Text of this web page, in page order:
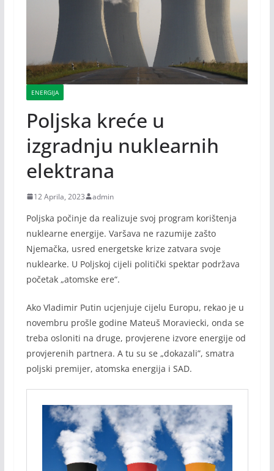
ENERGIJA
Poljska kreće u
izgradnju nuklearnih
elektrana
12 Aprila, 2023 admin
Poljska počinje da realizuje svoj program korištenja
nuklearne energije. Varšava ne razumije zašto
Njemačka, usred energetske krize zatvara svoje
nuklearke. U Poljskoj cijeli politički spektar podržava
početak „atomske ere“.
Ako Vladimir Putin ucjenjuje cijelu Europu, rekao je u
novembru prošle godine Mateuš Moraviecki, onda se
treba osloniti na druge, provjerene izvore energije od
provjerenih partnera. A tu su se „dokazali”, smatra
poljski premijer, atomska energija i SAD.